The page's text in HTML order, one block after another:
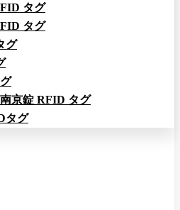
タグ
タグ
グ
京錠 RFID タグ
タグ